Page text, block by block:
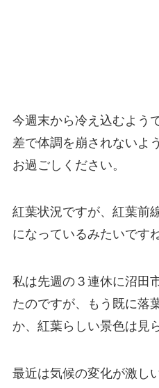
今週末から冷え込むよう
差で体調を崩されないよ
お過ごしください。
紅葉状況ですが、紅葉前
になっているみたいですね
私は先週の３連休に沼田
たのですが、もう既に落
か、紅葉らしい景色は見
最近は気候の変化が激し